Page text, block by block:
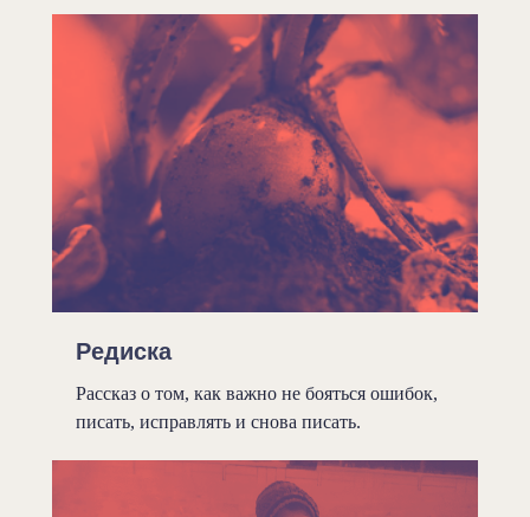
Редиска
Рассказ о том, как важно не бояться ошибок,
писать, исправлять и снова писать.